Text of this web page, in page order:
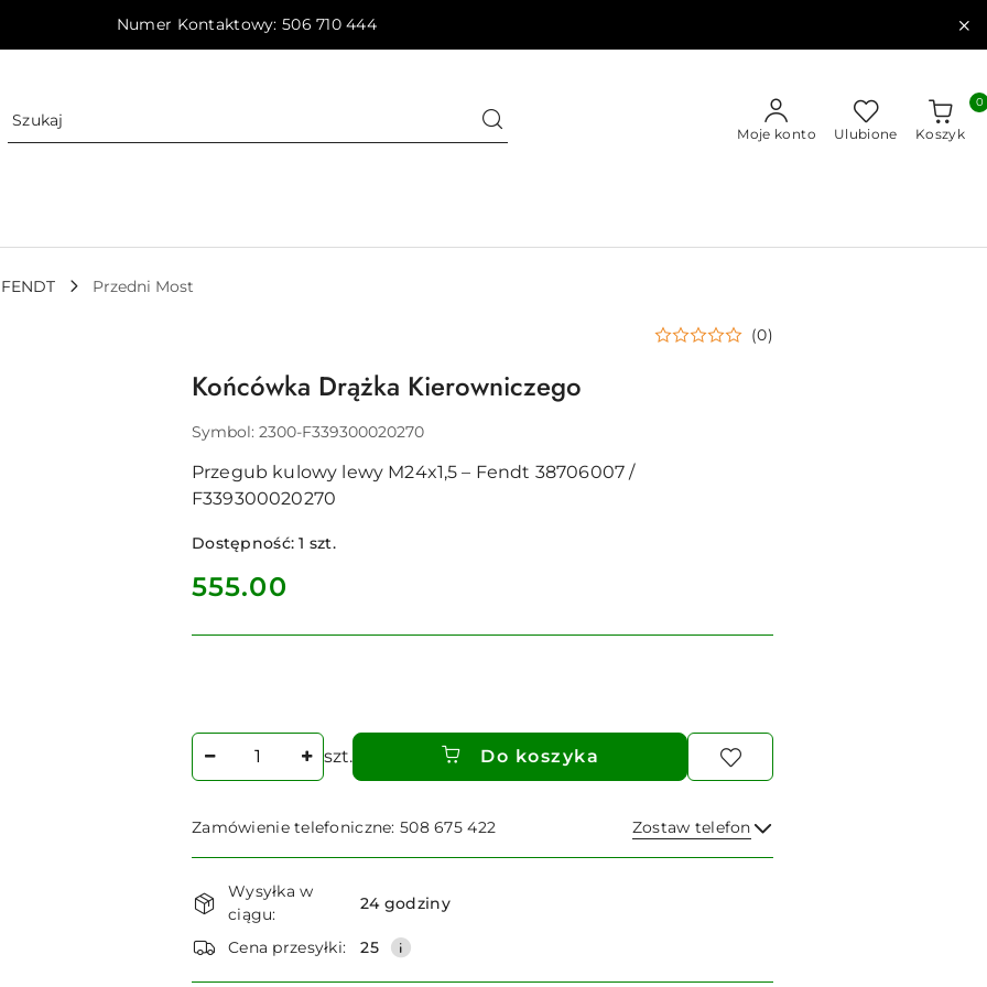
Numer Kontaktowy: 506 710 444
Moje konto Ulubione Koszyk
0
FENDT Przedni Most
(0)
Końcówka Drążka Kierowniczego
Symbol: 2300-F339300020270
Przegub kulowy lewy M24x1,5 – Fendt 38706007 /
F339300020270
Dostępność:1 szt.
cena:
555.00
Ilość
szt. Do koszyka
Zamówienie telefoniczne: 508 675 422 Zostaw telefon
Wyślij
Dostępność
i
dostawa
Wysyłka w
ciągu:
24 godziny
Cena przesyłki: 25